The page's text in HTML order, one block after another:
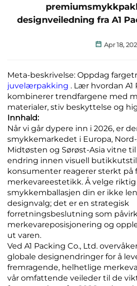
designveiledning fra A1
Apr 18,
Meta-beskrivelse: Oppdag
juvelærpakking . Lær hvordan A1
kombinerer trendfargene med
materialer, stiv beskyttelse og
Innhald:
Når vi går dypere inn i 2026, er
smykkemarkedet i Europa,
Midtøsten og Sørøst-Asia vitne
endring innen visuell
konsumenter reagerer sterkt på
merkevareestetikk. Å velge riktig
smykkemballasjen din er ikke
designvalg; det er en strategisk
forretningsbeslutning som
merkevareposisjonering og
ut varen.
Ved A1 Packing Co., Ltd.
globale designendringer for å
fremragende, helhetlige
vår omfattende veileder til de